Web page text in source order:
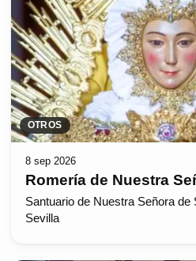
OTROS
8 sep 2026
Romería de Nuestra
Santuario de Nuestra Señora de
Sevilla